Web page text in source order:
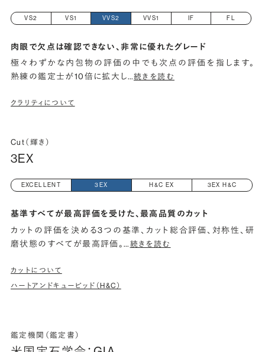
VS2 VS1 VVS2 VVS1 IF FL
肉眼で欠点は確認できない、非常に優れたグレード
極々わずかな内包物の評価の中でも次点の評価を指します。
熟練の鑑定士が10倍に拡大し…続きを読む
クラリティについて
Cut（輝き）
3EX
EXCELLENT 3EX H&C EX 3EX H&C
基準すべてが最高評価を受けた、最高品質のカット
カットの評価を決める3つの基準、カット総合評価、対称性、研
磨状態のすべてが最高評価。…続きを読む
カットについて
ハートアンドキューピッド（H&C）
鑑定機関（鑑定書）